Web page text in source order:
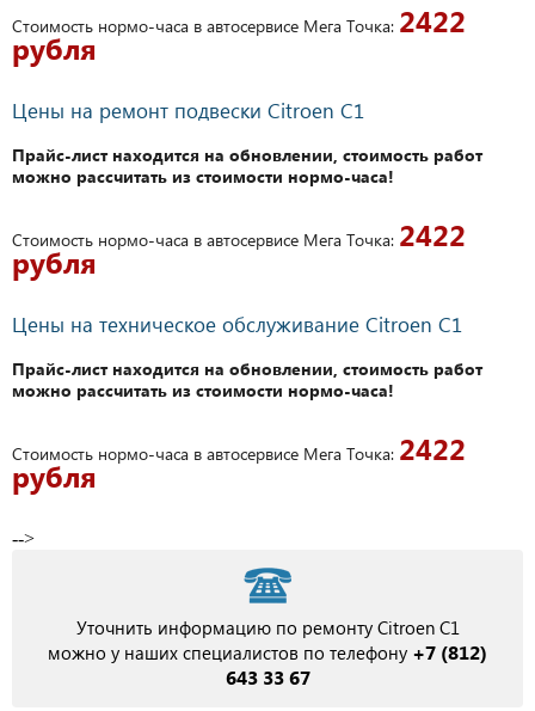
Стоимость нормо-часа в автосервисе Мега Точка: 2422
рубля
Цены на ремонт подвески Citroen C1
Прайс-лист находится на обновлении, стоимость работ
можно рассчитать из стоимости нормо-часа!
Стоимость нормо-часа в автосервисе Мега Точка: 2422
рубля
Цены на техническое обслуживание Citroen C1
Прайс-лист находится на обновлении, стоимость работ
можно рассчитать из стоимости нормо-часа!
Стоимость нормо-часа в автосервисе Мега Точка: 2422
рубля
-->
Уточнить информацию по ремонту Citroen C1
можно у наших специалистов по телефону +7 (812)
643 33 67